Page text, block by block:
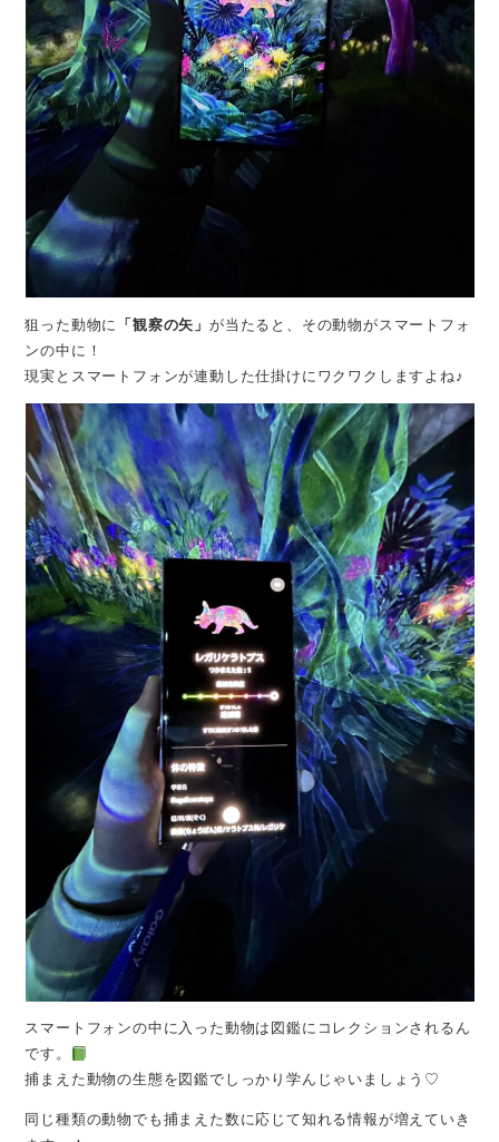
狙った動物に 「観察の矢」が当たると、その動物がスマートフォ
ンの中に！
現実とスマートフォンが連動した仕掛けにワクワクしますよね♪
スマートフォンの中に入った動物は図鑑にコレクションされるん
です。
捕まえた動物の生態を図鑑でしっかり学んじゃいましょう♡
同じ種類の動物でも捕まえた数に応じて知れる情報が増えていき